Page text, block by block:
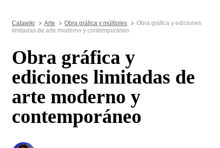
Catawiki Arte Obra gráfica y múltiples
Obra gráfica y ediciones
limitadas de arte moderno y contemporáneo
Obra gráfica y
ediciones limitadas de
arte moderno y
contemporáneo